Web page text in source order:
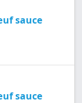
sauce
sauce